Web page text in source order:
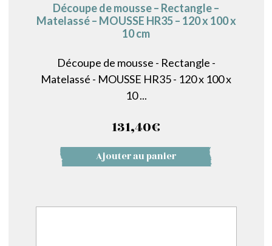
Découpe de mousse – Rectangle –
Matelassé – MOUSSE HR35 – 120 x 100 x
10 cm
Découpe de mousse - Rectangle -
Matelassé - MOUSSE HR35 - 120 x 100 x
10 ...
131,40€
Ajouter au panier